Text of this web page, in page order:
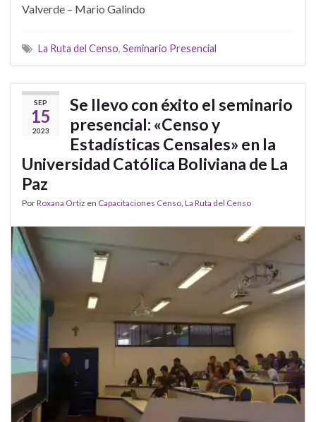
Valverde – Mario Galindo
La Ruta del Censo, Seminario Presencial
SEP
15
2023
Se llevo con éxito el seminario
presencial: «Censo y
Estadísticas Censales» en la
Universidad Católica Boliviana de La
Paz
PorRoxana Ortiz en Capacitaciones Censo La Ruta del Censo